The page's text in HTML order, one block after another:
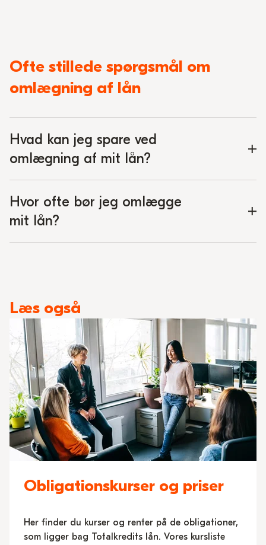
Ofte stillede spørgsmål om
omlægning af lån
Hvad kan jeg spare ved
omlægning af mit lån?
Hvor ofte bør jeg omlægge
mit lån?
Læs også
Obligationskurser og priser
Her finder du kurser og renter på de obligationer,
som ligger bag Totalkredits lån. Vores kursliste